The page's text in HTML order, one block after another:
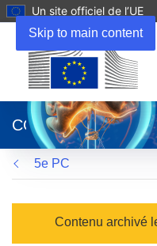
Skip to main content
Un site officiel de l’UE
dans
une
nouvelle
fenêtre)
CORDIS
5e PC
Contenu archivé